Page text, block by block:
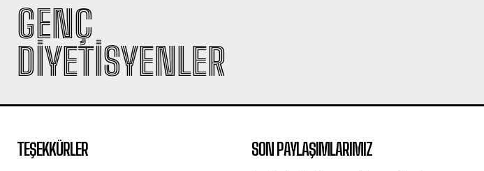
GENÇ
DIYETISYENLER
TEŞEKKÜRLER SON PAYLAŞIMLARIMIZ